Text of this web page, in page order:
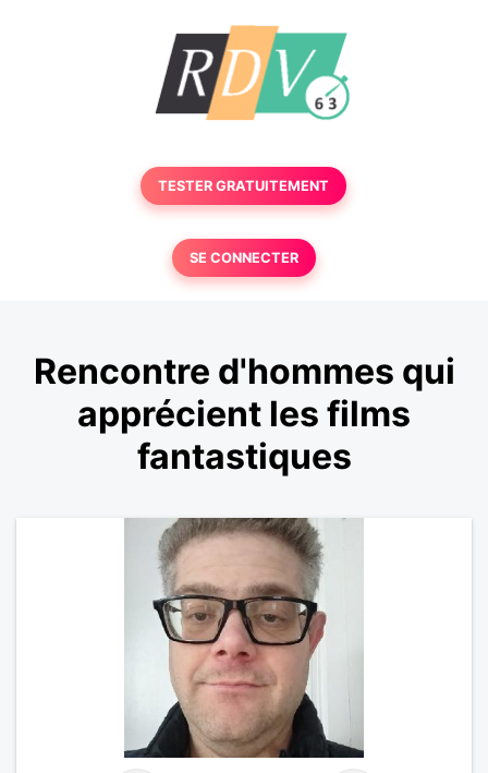
TESTER GRATUITEMENT
SE CONNECTER
Rencontre d'hommes qui
apprécient les films
fantastiques